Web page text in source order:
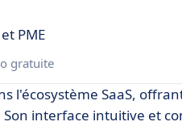
PME
gratuite
l'écosystème SaaS,
interface intuitive et